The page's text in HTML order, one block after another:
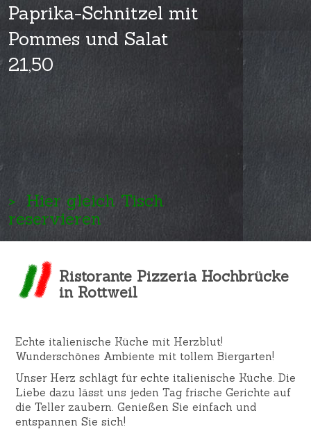
Paprika-Schnitzel mit
Pommes und Salat
21,50
> Hier gleich Tisch
reservieren
Ristorante Pizzeria Hochbrücke
in Rottweil
Echte italienische Küche mit Herzblut!
Wunderschönes Ambiente mit tollem Biergarten!
Unser Herz schlägt für echte italienische Küche. Die
Liebe dazu lässt uns jeden Tag frische Gerichte auf
die Teller zaubern. Genießen Sie einfach und
entspannen Sie sich!